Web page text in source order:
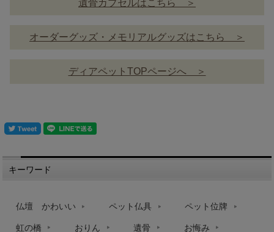
遺骨カプセルはこちら ＞
オーダーグッズ・メモリアルグッズはこちら ＞
ディアペットTOPページへ ＞
キーワード
仏壇 かわいい ペット仏具 ペット位牌
虹の橋 おりん 遺骨 お悔み